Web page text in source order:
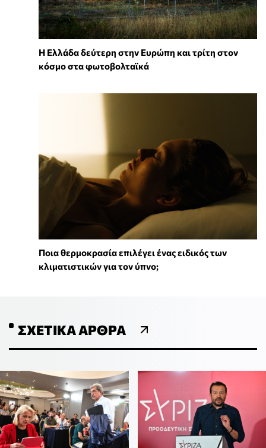
Η Ελλάδα δεύτερη στην Ευρώπη και τρίτη στον
κόσμο στα φωτοβολταϊκά
Ποια θερμοκρασία επιλέγει ένας ειδικός των
κλιματιστικών για τον ύπνο;
ΣΧΕΤΙΚΆ ΆΡΘΡΑ